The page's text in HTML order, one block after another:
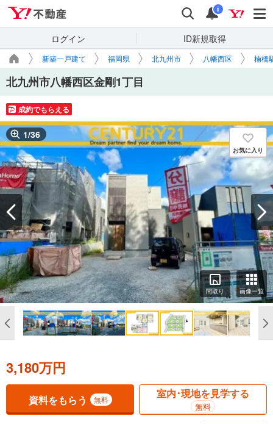
検索 通知
i
ログイン ID新規取得
新築一戸建て 福岡県 北九州市 八幡西区 楠橋
北九州市八幡西区金剛1丁目
成約でもらえる
1/36
お気に入り
間取り 画像一覧
3,180万円
資料をもらう 無料 室内･現地を見学する
無料